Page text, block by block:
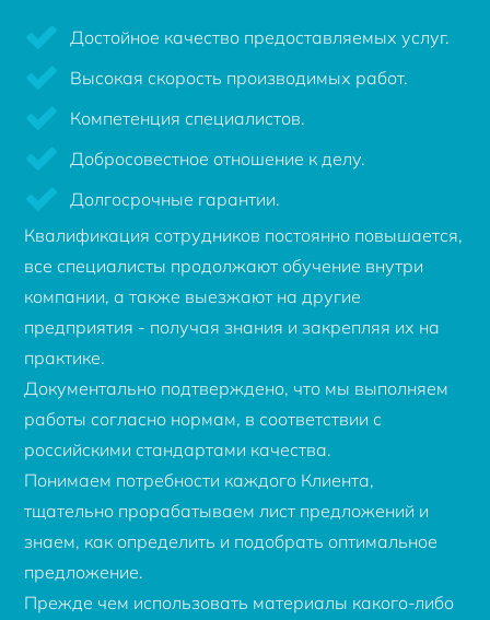
Достойное качество предоставляемых услуг.
Высокая скорость производимых работ.
Компетенция специалистов.
Добросовестное отношение к делу.
Долгосрочные гарантии.
Квалификация сотрудников постоянно повышается,
все специалисты продолжают обучение внутри
компании, а также выезжают на другие
предприятия - получая знания и закрепляя их на
практике.
Документально подтверждено, что мы выполняем
работы согласно нормам, в соответствии с
российскими стандартами качества.
Понимаем потребности каждого Клиента,
тщательно прорабатываем лист предложений и
знаем, как определить и подобрать оптимальное
предложение.
Прежде чем использовать материалы какого-либо